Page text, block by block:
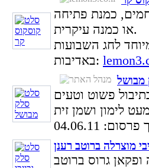
כמנת פתיחה
או כמנה עיקרית.
באדיבות:
מבושל
פשוט וטעים
04.06.11
מוצרלה ברוטב רענן
גרוס ברוטב